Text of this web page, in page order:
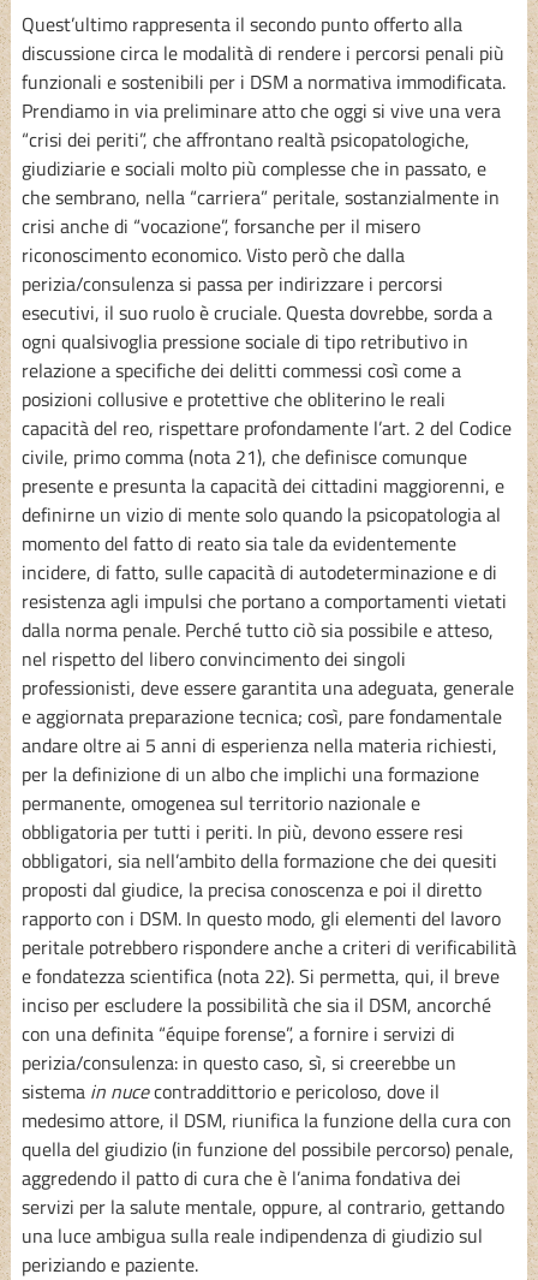
Quest’ultimo rappresenta il secondo punto offerto alla
discussione circa le modalità di rendere i percorsi penali più
funzionali e sostenibili per i DSM a normativa immodificata.
Prendiamo in via preliminare atto che oggi si vive una vera
“crisi dei periti”, che affrontano realtà psicopatologiche,
giudiziarie e sociali molto più complesse che in passato, e
che sembrano, nella “carriera” peritale, sostanzialmente in
crisi anche di “vocazione”, forsanche per il misero
riconoscimento economico. Visto però che dalla
perizia/consulenza si passa per indirizzare i percorsi
esecutivi, il suo ruolo è cruciale. Questa dovrebbe, sorda a
ogni qualsivoglia pressione sociale di tipo retributivo in
relazione a specifiche dei delitti commessi così come a
posizioni collusive e protettive che obliterino le reali
capacità del reo, rispettare profondamente l’art. 2 del Codice
civile, primo comma (nota 21), che definisce comunque
presente e presunta la capacità dei cittadini maggiorenni, e
definirne un vizio di mente solo quando la psicopatologia al
momento del fatto di reato sia tale da evidentemente
incidere, di fatto, sulle capacità di autodeterminazione e di
resistenza agli impulsi che portano a comportamenti vietati
dalla norma penale. Perché tutto ciò sia possibile e atteso,
nel rispetto del libero convincimento dei singoli
professionisti, deve essere garantita una adeguata, generale
e aggiornata preparazione tecnica; così, pare fondamentale
andare oltre ai 5 anni di esperienza nella materia richiesti,
per la definizione di un albo che implichi una formazione
permanente, omogenea sul territorio nazionale e
obbligatoria per tutti i periti. In più, devono essere resi
obbligatori, sia nell’ambito della formazione che dei quesiti
proposti dal giudice, la precisa conoscenza e poi il diretto
rapporto con i DSM. In questo modo, gli elementi del lavoro
peritale potrebbero rispondere anche a criteri di verificabilità
e fondatezza scientifica (nota 22). Si permetta, qui, il breve
inciso per escludere la possibilità che sia il DSM, ancorché
con una definita “équipe forense”, a fornire i servizi di
perizia/consulenza: in questo caso, sì, si creerebbe un
sistema in nucecontraddittorio e pericoloso, dove il
medesimo attore, il DSM, riunifica la funzione della cura con
quella del giudizio (in funzione del possibile percorso) penale,
aggredendo il patto di cura che è l’anima fondativa dei
servizi per la salute mentale, oppure, al contrario, gettando
una luce ambigua sulla reale indipendenza di giudizio sul
periziando e paziente.